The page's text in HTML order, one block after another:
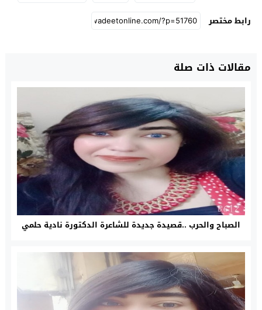
رابط مختصر
مقالات ذات صلة
الصباح والحرب ..قصيدة جديدة للشاعرة الدكتورة نادية حلمي